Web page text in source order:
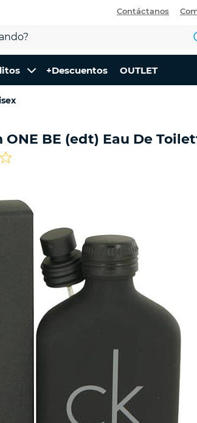
Contáctanos
+Descuentos OUTLET
BE (edt) Eau De